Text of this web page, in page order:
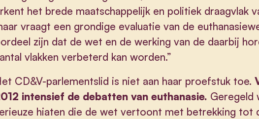
het brede maatschappelijk en politiek draagvlak
vraagt een grondige evaluatie van de
zijn dat de wet en de werking van de daarbij
vlakken verbeterd kan worden.”
CD&V-parlementslid is niet aan haar proefstuk toe.
intensief de debatten van euthanasie. Geregeld
hiaten die de wet vertoont met betrekking tot